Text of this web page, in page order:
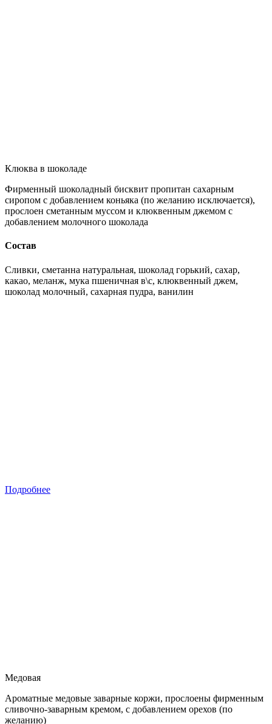
Клюква в шоколаде
Фирменный шоколадный бисквит пропитан сахарным
сиропом с добавлением коньяка (по желанию исключается),
прослоен сметанным муссом и клюквенным джемом с
добавлением молочного шоколада
Состав
Сливки, сметанна натуральная, шоколад горький, сахар,
какао, меланж, мука пшеничная в\с, клюквенный джем,
шоколад молочный, сахарная пудра, ванилин
Подробнее
Медовая
Ароматные медовые заварные коржи, прослоены фирменным
сливочно-заварным кремом, с добавлением орехов (по
желанию)